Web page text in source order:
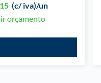
(c/ iva)/un
orçamento